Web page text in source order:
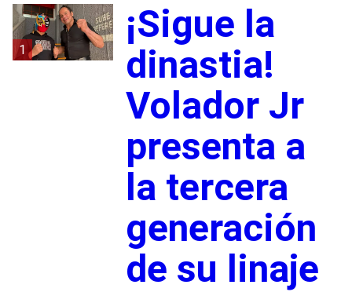
1
¡Sigue la
dinastia!
Volador Jr
presenta a
la tercera
generación
de su linaje